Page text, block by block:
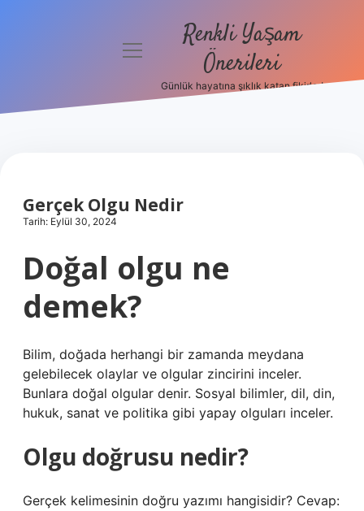
Hakkımızda
menüyü
Renkli Yaşam
Önerileri
Günlük hayatına şıklık katan fikirler!
Gerçek Olgu Nedir
Tarih: Eylül 30, 2024
Doğal olgu ne
demek?
Bilim, doğada herhangi bir zamanda meydana
gelebilecek olaylar ve olgular zincirini inceler.
Bunlara doğal olgular denir. Sosyal bilimler, dil, din,
hukuk, sanat ve politika gibi yapay olguları inceler.
Olgu doğrusu nedir?
Gerçek kelimesinin doğru yazımı hangisidir? Cevap: